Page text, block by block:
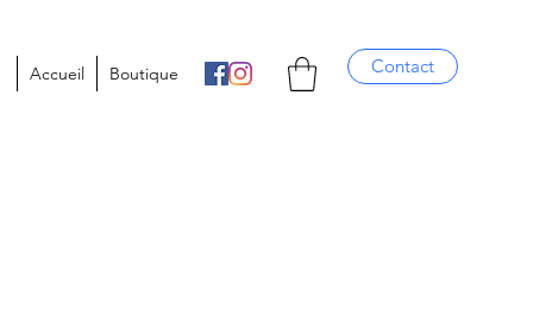
Accueil Boutique Contact